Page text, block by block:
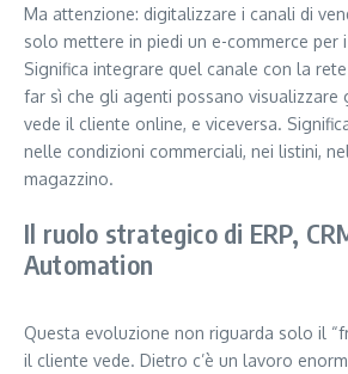
Ma attenzione: digitalizzare i canali di
solo mettere in piedi un e-commerce per
Significa integrare quel canale con la
far sì che gli agenti possano visualizzare
vede il cliente online, e viceversa.
nelle condizioni commerciali, nei listini,
magazzino.
Il ruolo strategico di ERP,
Automation
Questa evoluzione non riguarda solo il
il cliente vede. Dietro c’è un lavoro